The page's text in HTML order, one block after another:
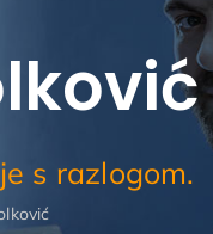
s razlogom.